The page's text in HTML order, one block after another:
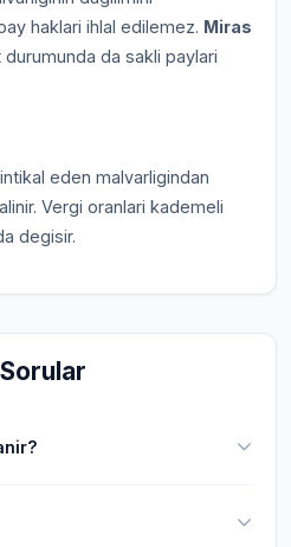
haklari ihlal edilemez. Miras
da sakli paylari
eden malvarligindan
Vergi oranlari kademeli
degisir.